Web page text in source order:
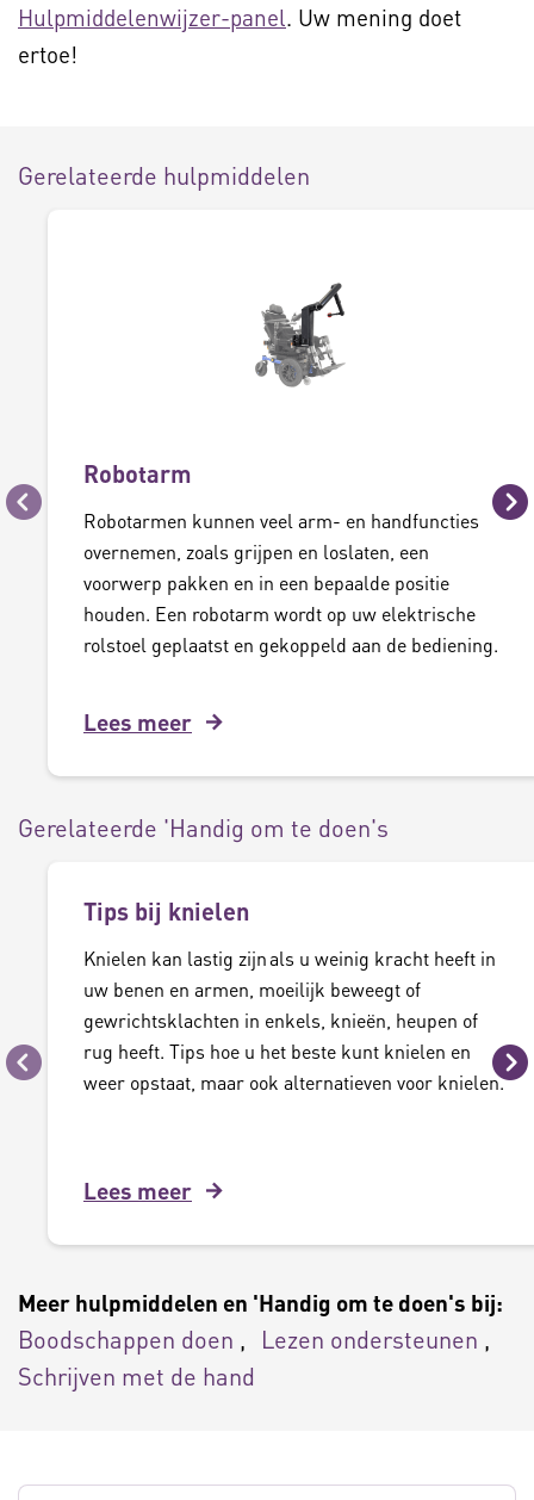
Hulpmiddelenwijzer-panel. Uw mening doet
ertoe!
Gerelateerde hulpmiddelen
Vorige
Robotarm
Robotarmen kunnen veel arm- en handfuncties
overnemen, zoals grijpen en loslaten, een
voorwerp pakken en in een bepaalde positie
houden. Een robotarm wordt op uw elektrische
rolstoel geplaatst en gekoppeld aan de bediening.
Lees meer
Gerelateerde 'Handig om te doen's
Vorige
Tips bij knielen
Knielen kan lastig zijn als u weinig kracht heeft in
uw benen en armen, moeilijk beweegt of
gewrichtsklachten in enkels, knieën, heupen of
rug heeft. Tips hoe u het beste kunt knielen en
weer opstaat, maar ook alternatieven voor knielen.
Lees meer
Meer hulpmiddelen en 'Handig om te doen's bij:
Boodschappen doen
Lezen ondersteunen
Schrijven met de hand